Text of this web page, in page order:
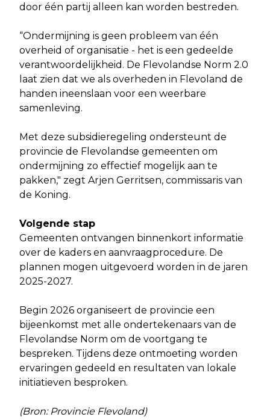
door één partij alleen kan worden bestreden.
“Ondermijning is geen probleem van één
overheid of organisatie - het is een gedeelde
verantwoordelijkheid. De Flevolandse Norm 2.0
laat zien dat we als overheden in Flevoland de
handen ineenslaan voor een weerbare
samenleving.
Met deze subsidieregeling ondersteunt de
provincie de Flevolandse gemeenten om
ondermijning zo effectief mogelijk aan te
pakken," zegt Arjen Gerritsen, commissaris van
de Koning.
Volgende stap
Gemeenten ontvangen binnenkort informatie
over de kaders en aanvraagprocedure. De
plannen mogen uitgevoerd worden in de jaren
2025-2027.
Begin 2026 organiseert de provincie een
bijeenkomst met alle ondertekenaars van de
Flevolandse Norm om de voortgang te
bespreken. Tijdens deze ontmoeting worden
ervaringen gedeeld en resultaten van lokale
initiatieven besproken.
(Bron: Provincie Flevoland)